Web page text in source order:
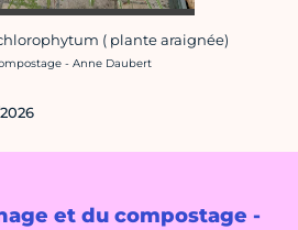
et du compostage -
( plante araignée)
- Anne Daubert